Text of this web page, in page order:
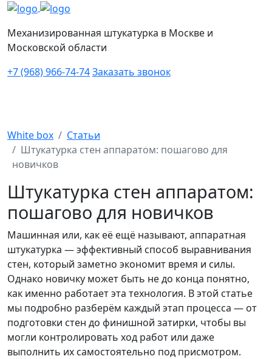
Механизированная штукатурка в Москве и
Московской области
+7 (968) 966-74-74Заказать звонок
White box
Статьи
Штукатурка стен аппаратом: пошагово для
новичков
Штукатурка стен аппаратом:
пошагово для новичков
Машинная или, как её ещё называют, аппаратная
штукатурка — эффективный способ выравнивания
стен, который заметно экономит время и силы.
Однако новичку может быть не до конца понятно,
как именно работает эта технология. В этой статье
мы подробно разберём каждый этап процесса — от
подготовки стен до финишной затирки, чтобы вы
могли контролировать ход работ или даже
выполнить их самостоятельно под присмотром.